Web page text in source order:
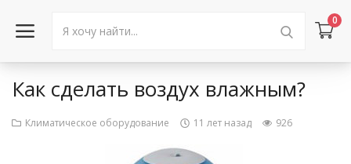
0
Войти в аккаунт
Как сделать воздух влажным?
Климатическое оборудование 11 лет назад 926